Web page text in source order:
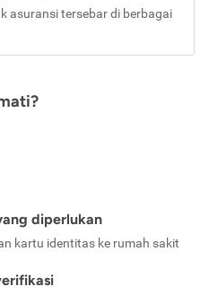
asuransi tersebar di berbagai
diperlukan
kartu identitas ke rumah sakit